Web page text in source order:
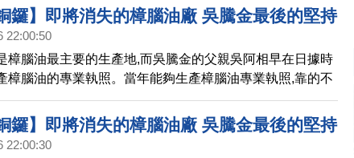
生教授，從病媒蚊開始詳細說明登革熱。
鑼】即將消失的樟腦油廠 吳騰金最後的堅持
| 美麗心台灣(173)下
22:00:50
樟腦油最主要的生產地,而吳騰金的父親吳阿相早在日據時
樟腦油的專業執照。當年能夠生產樟腦油專業執照,靠的不
有靈敏的鼻子。吳騰金的集貨場有一大片的樟木,隨著時代
木的數量逐漸減少, 而樹齡都集中在40年左右或是更嫩的樟
鑼】即將消失的樟腦油廠 吳騰金最後的堅持
| 美麗心台灣(173)中
22:00:30